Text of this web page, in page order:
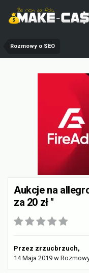
Rozmowy o SEO
Aukcje na
za 20 zł "
Przez zrzucbrzuch,
14 Maja 2019 w